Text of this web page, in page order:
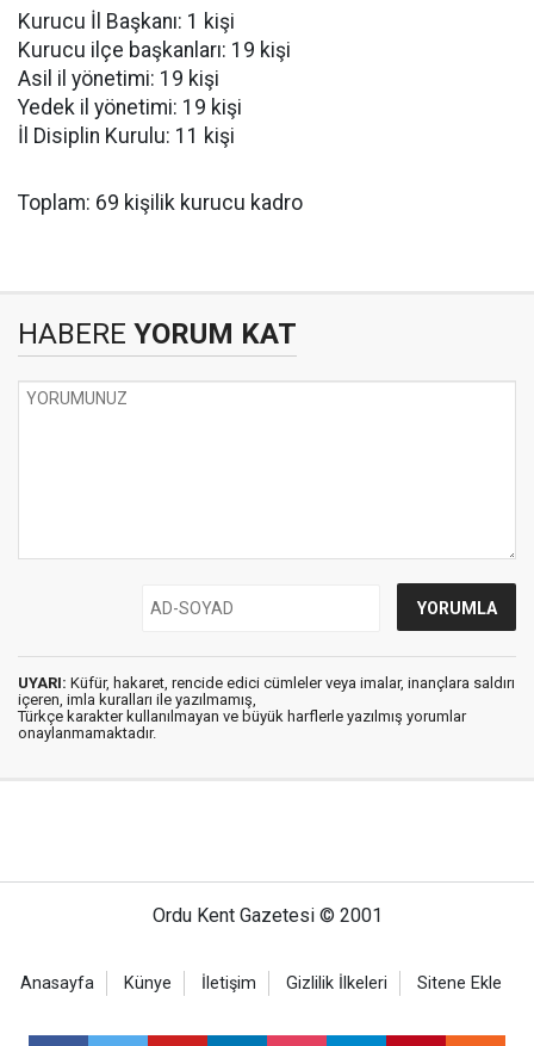
Kurucu İl Başkanı: 1 kişi
Kurucu ilçe başkanları: 19 kişi
Asil il yönetimi: 19 kişi
Yedek il yönetimi: 19 kişi
İl Disiplin Kurulu: 11 kişi
Toplam: 69 kişilik kurucu kadro
HABERE YORUM KAT
UYARI: Küfür, hakaret, rencide edici cümleler veya imalar, inançlara saldırı
içeren, imla kuralları ile yazılmamış,
Türkçe karakter kullanılmayan ve büyük harflerle yazılmış yorumlar
onaylanmamaktadır.
Ordu Kent Gazetesi © 2001
Anasayfa Künye İletişim Gizlilik İlkeleri Sitene Ekle